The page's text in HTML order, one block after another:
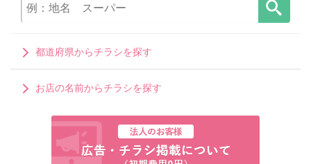
都道府県からチラシを探す
お店の名前からチラシを探す